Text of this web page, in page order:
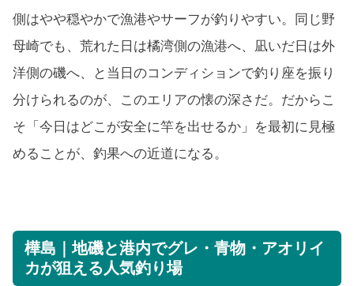
側はやや穏やかで漁港やサーフが釣りやすい。同じ野
母崎でも、荒れた日は橘湾側の漁港へ、凪いだ日は外
洋側の磯へ、と当日のコンディションで釣り座を振り
分けられるのが、このエリアの懐の深さだ。だからこ
そ「今日はどこが安全に竿を出せるか」を最初に見極
めることが、釣果への近道になる。
樺島｜地磯と港内でグレ・青物・アオリイ
カが狙える人気釣り場